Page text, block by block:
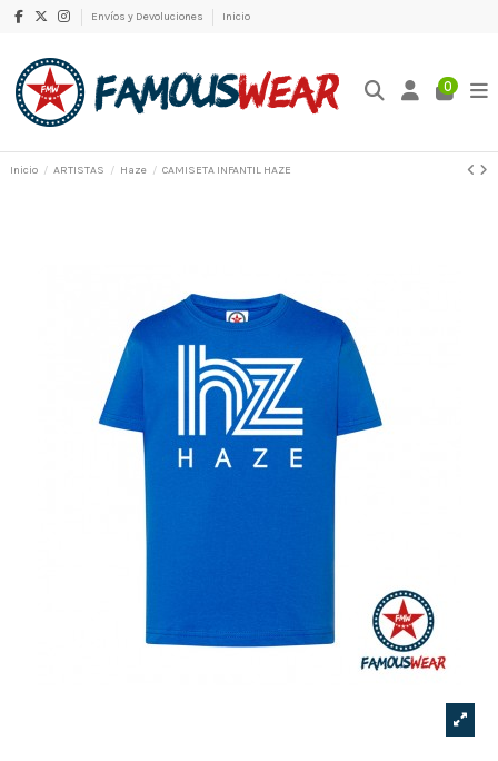
Envíos y Devoluciones Inicio
0
Inicio ARTISTAS Haze CAMISETA INFANTIL HAZE